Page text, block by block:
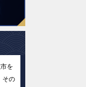
を
その